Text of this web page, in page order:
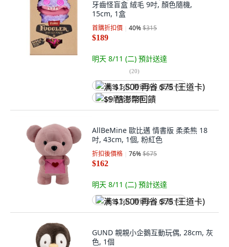
牙齒怪盲盒 絨毛 9吋, 顏色隨機,
15cm, 1盒
首購折扣價 40%$315
$189
明天 8/11 (二) 預計送達
(20)
满 $1,500 再省 $75 (王道卡)
$9 酷澎幣回饋
AllBeMine 歐比邁 情書版 柔柔熊 18
吋, 43cm, 1個, 粉紅色
折扣後價格 76%$675
$162
明天 8/11 (二) 預計送達
满 $1,500 再省 $75 (王道卡)
GUND 親親小企鵝互動玩偶, 28cm, 灰
色, 1個